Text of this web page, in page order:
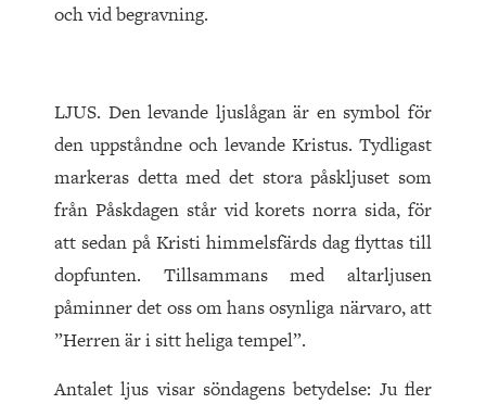
och vid begravning.
LJUS. Den levande ljuslågan är en symbol för
den uppståndne och levande Kristus. Tydligast
markeras detta med det stora påskljuset som
från Påskdagen står vid korets norra sida, för
att sedan på Kristi himmelsfärds dag flyttas till
dopfunten. Tillsammans med altarljusen
påminner det oss om hans osynliga närvaro, att
”Herren är i sitt heliga tempel”.
Antalet ljus visar söndagens betydelse: Ju fler